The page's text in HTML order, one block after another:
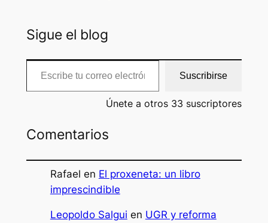
Sigue el blog
Escribe tu correo electrónico…
Suscribirse
Únete a otros 33 suscriptores
Comentarios
Rafael en El proxeneta: un libro
imprescindible
Leopoldo Salgui en UGR y reforma